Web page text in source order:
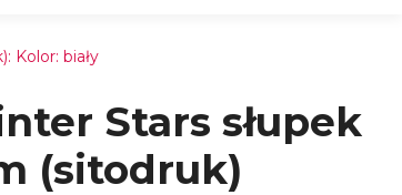
Kolor: biały
Stars słupek
(sitodruk)